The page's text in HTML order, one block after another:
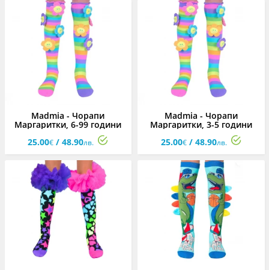
Madmia - Чорапи
Маргаритки, 6-99 години
25.00€ / 48.90лв.
Madmia - Чорапи
Маргаритки, 3-5 години
25.00€/ 48.90лв.